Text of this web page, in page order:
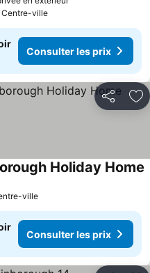
Centre-ville
Consulter les prix
Partager
Holiday Home
ville
Consulter les prix